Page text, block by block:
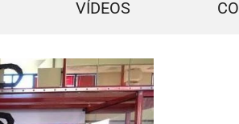
VÍDEOS